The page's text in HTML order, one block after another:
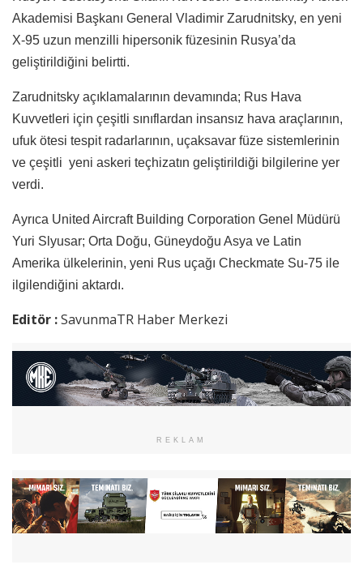
Akademisi Başkanı General Vladimir Zarudnitsky, en yeni
X-95 uzun menzilli hipersonik füzesinin Rusya’da
geliştirildiğini belirtti.
Zarudnitsky açıklamalarının devamında; Rus Hava
Kuvvetleri için çeşitli sınıflardan insansız hava araçlarının,
ufuk ötesi tespit radarlarının, uçaksavar füze sistemlerinin
ve çeşitli yeni askeri teçhizatın geliştirildiği bilgilerine yer
verdi.
Ayrıca United Aircraft Building Corporation Genel Müdürü
Yuri Slyusar; Orta Doğu, Güneydoğu Asya ve Latin
Amerika ülkelerinin, yeni Rus uçağı Checkmate Su-75 ile
ilgilendiğini aktardı.
Editör :SavunmaTR Haber Merkezi
REKLAM